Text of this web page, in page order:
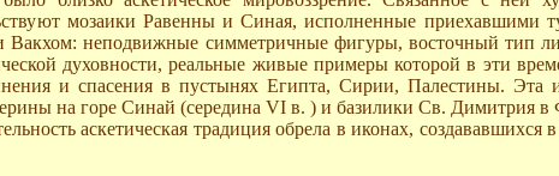
мозаики Равенны и Синая, исполненные приехавшими
Вакхом: неподвижные симметричные фигуры, восточный тип
духовности, реальные живые примеры которой в эти
и спасения в пустынях Египта, Сирии, Палестины. Эта
на горе Синай (середина VI в. ) и базилики Св. Димитрия в
аскетическая традиция обрела в иконах, создававшихся